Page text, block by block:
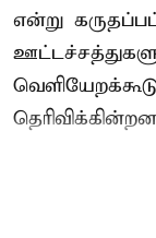
என்று